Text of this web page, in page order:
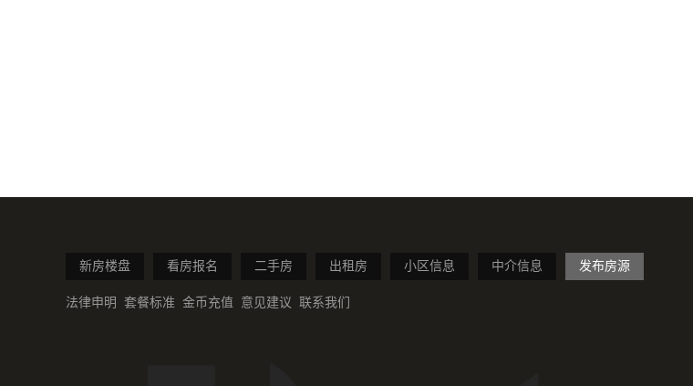
新房楼盘 看房报名 二手房 出租房 小区信息 中介信息 发布房源
法律申明 套餐标准 金币充值 意见建议 联系我们